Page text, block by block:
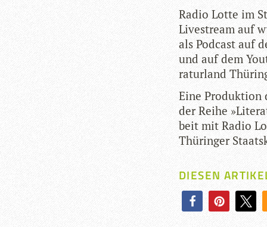
Radio Lotte im
Live­stream auf
als Pod­cast auf
und auf dem
ra­tur­land
Eine Pro­duk­tion
der Reihe
beit mit Radio
Thü­rin­ger
DIESEN